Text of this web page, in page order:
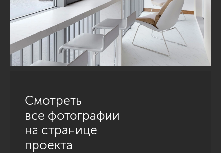
Смотреть
все фотографии
на странице
проекта